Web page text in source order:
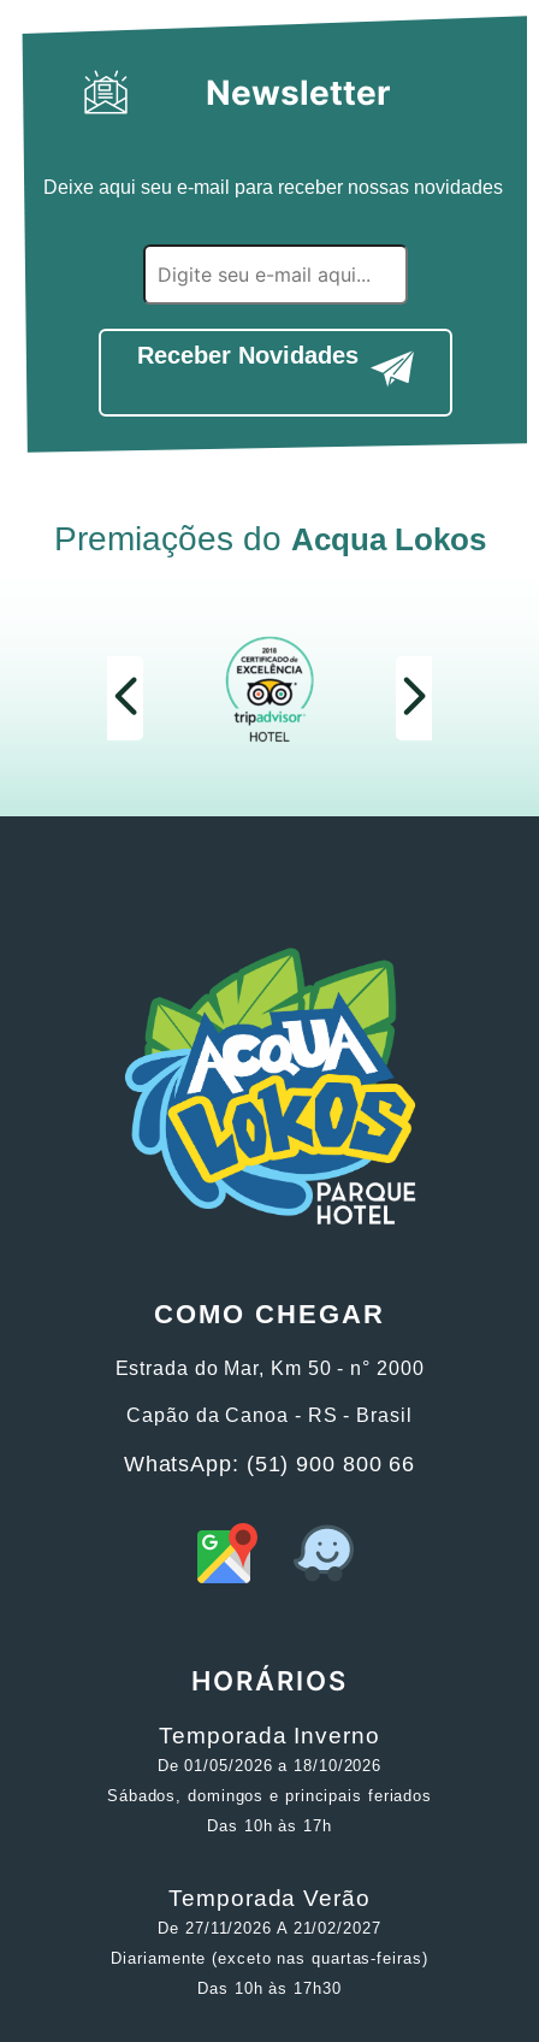
Newsletter
Deixe aqui seu e-mail para receber nossas novidades
Receber Novidades
Premiações do Acqua Lokos
COMO CHEGAR
Estrada do Mar, Km 50 - n° 2000
Capão da Canoa - RS - Brasil
WhatsApp: (51) 900 800 66
HORÁRIOS
Temporada Inverno
De 01/05/2026 a 18/10/2026
Sábados, domingos e principais feriados
Das 10h às 17h
Temporada Verão
De 27/11/2026 A 21/02/2027
Diariamente (exceto nas quartas-feiras)
Das 10h às 17h30